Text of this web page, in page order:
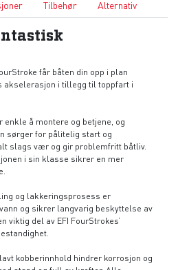
Tilbehør Alternativ
får båten din opp i plan
akselerasjon i tillegg til toppfart i
å montere og betjene, og
sørger for pålitelig start og
slags vær og gir problemfritt båtliv.
i sin klasse sikrer en mer
og lakkeringsprosess er
og sikrer langvarig beskyttelse av
viktig del av EFI FourStrokes’
kobberinnhold hindrer korrosjon og